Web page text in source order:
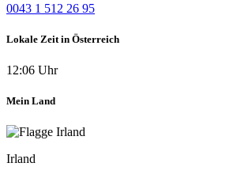
0043 1 512 26 95
Lokale Zeit in Österreich
12:06 Uhr
Mein Land
Irland